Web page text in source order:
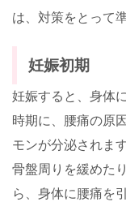
は、対策をとって
妊娠初期
妊娠すると、身体
時期に、腰痛の原
モンが分泌されま
骨盤周りを緩めた
ら、身体に腰痛を